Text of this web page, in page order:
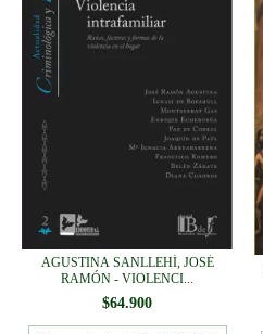
AGUSTINA SANLLEHÍ, JOSÉ
RAMÓN - VIOLENCI...
$64.900